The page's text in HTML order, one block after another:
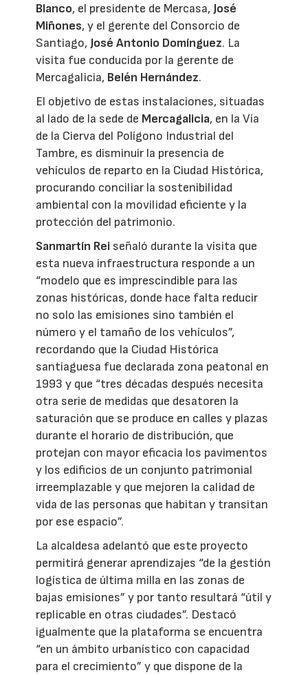
Blanco, el presidente de Mercasa, José
Miñones, y el gerente del Consorcio de
Santiago, José Antonio Domínguez. La
visita fue conducida por la gerente de
Mercagalicia, Belén Hernández.
El objetivo de estas instalaciones, situadas
al lado de la sede de Mercagalicia, en la Vía
de la Cierva del Polígono Industrial del
Tambre, es disminuir la presencia de
vehículos de reparto en la Ciudad Histórica,
procurando conciliar la sostenibilidad
ambiental con la movilidad eficiente y la
protección del patrimonio.
Sanmartín Rei señaló durante la visita que
esta nueva infraestructura responde a un
“modelo que es imprescindible para las
zonas históricas, donde hace falta reducir
no solo las emisiones sino también el
número y el tamaño de los vehículos”,
recordando que la Ciudad Histórica
santiaguesa fue declarada zona peatonal en
1993 y que “tres décadas después necesita
otra serie de medidas que desatoren la
saturación que se produce en calles y plazas
durante el horario de distribución, que
protejan con mayor eficacia los pavimentos
y los edificios de un conjunto patrimonial
irreemplazable y que mejoren la calidad de
vida de las personas que habitan y transitan
por ese espacio”.
La alcaldesa adelantó que este proyecto
permitirá generar aprendizajes “de la gestión
logística de última milla en las zonas de
bajas emisiones” y por tanto resultará “útil y
replicable en otras ciudades”. Destacó
igualmente que la plataforma se encuentra
“en un ámbito urbanístico con capacidad
para el crecimiento” y que dispone de la